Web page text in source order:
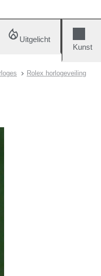
Uitgelicht
Kunst
Rolex horlogeveiling